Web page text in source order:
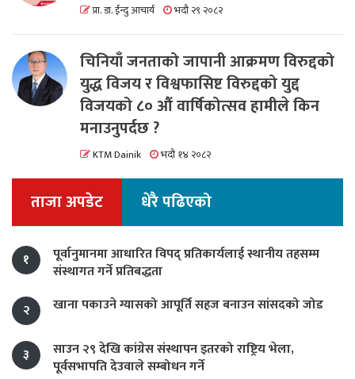
प्रा. डा. ईन्दु आचार्य भदौ २९ २०८२
चिनियाँ जनताको जापानी आक्रमण विरुद्दको
युद्ध विजय र विश्वफासिष्ट विरुद्दको युद्द
विजयको ८० औं वार्षिकोत्सव हामीले किन
मनाउनुपर्दछ ?
KTM Dainik भदौ १४ २०८२
ताजा अपडेट धेरै पढिएको
१
पूर्वानुमानमा आधारित विपद् प्रतिकार्यलाई स्थानीय तहसम्म
संस्थागत गर्ने प्रतिबद्धता
२
खाना पकाउने ग्यासको आपूर्ति सहज बनाउन सांसदको जोड
३
साउन २९ देखि कांग्रेस संस्थापन इतरको राष्ट्रिय भेला,
पूर्वसभापति देउवाले सम्बोधन गर्ने